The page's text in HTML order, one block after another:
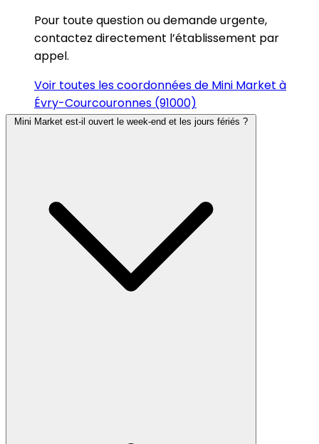
Pour toute question ou demande urgente,
contactez directement l’établissement par
appel.
Voir toutes les coordonnées de Mini Market à
Évry-Courcouronnes (91000)
Mini Market est-il ouvert le week-end et les jours fériés ?